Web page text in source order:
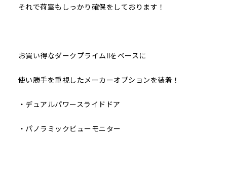
それで荷室もしっかり確保をしております！
お買い得なダークプライムⅡをベースに
使い勝手を重視したメーカーオプションを装着！
・デュアルパワースライドドア
・パノラミックビューモニター